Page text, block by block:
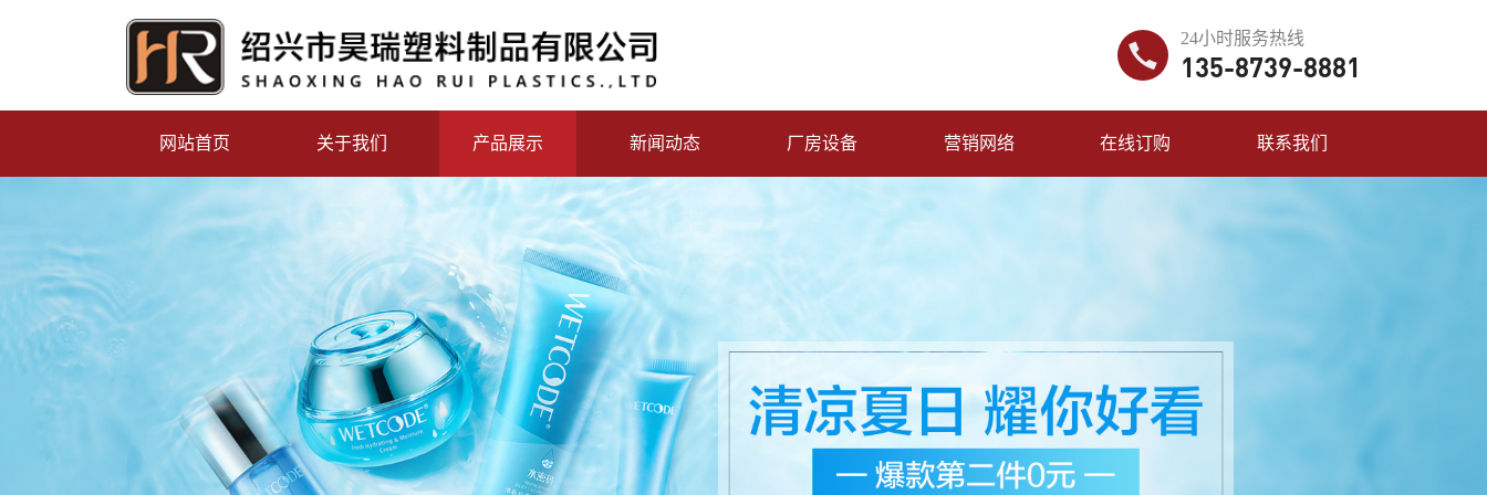
24小时服务热线
135-8739-8881
网站首页 关于我们 产品展示 新闻动态 厂房设备 营销网络 在线订购 联系我们